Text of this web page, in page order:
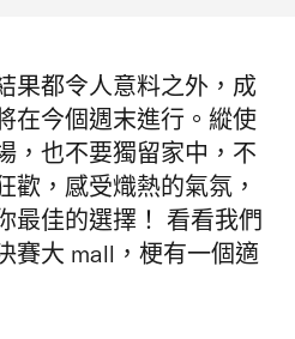
果都令人意料之外，成
在今個週末進行。縱使
，也不要獨留家中，不
歡，感受熾熱的氣氛，
最佳的選擇！ 看看我們
賽大 mall，梗有一個適